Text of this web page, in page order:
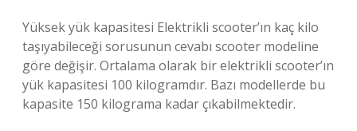
Yüksek yük kapasitesi Elektrikli scooter’ın kaç kilo
taşıyabileceği sorusunun cevabı scooter modeline
göre değişir. Ortalama olarak bir elektrikli scooter’ın
yük kapasitesi 100 kilogramdır. Bazı modellerde bu
kapasite 150 kilograma kadar çıkabilmektedir.